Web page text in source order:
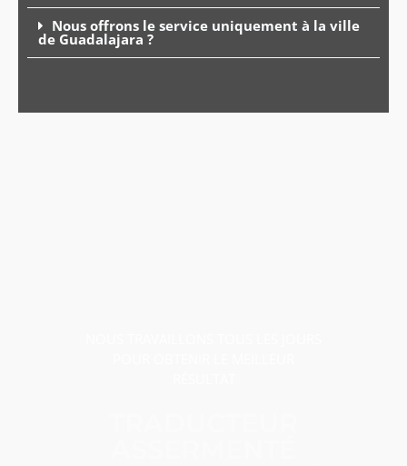
Nous offrons le service uniquement à la ville
de Guadalajara ?